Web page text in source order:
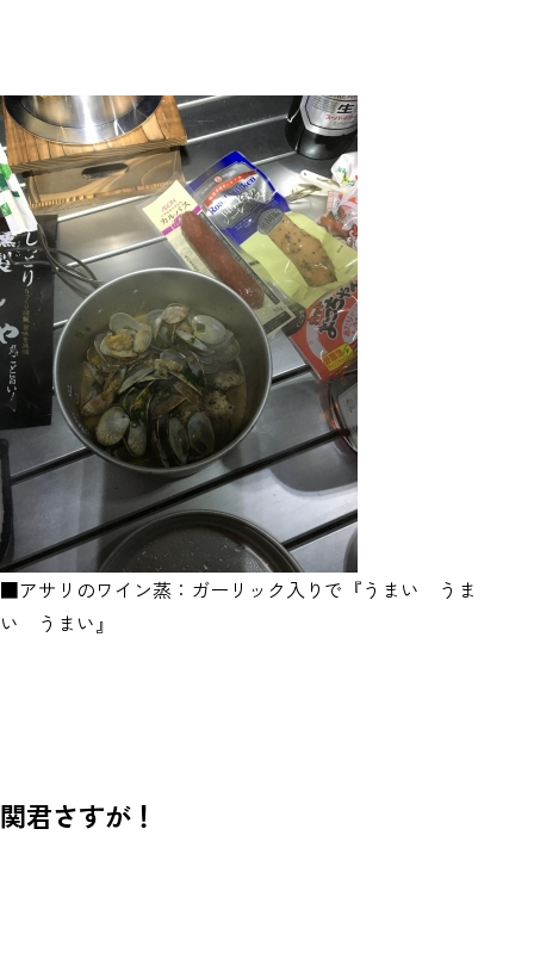
■アサリのワイン蒸：ガーリック入りで『うまい うま
い うまい』
関君さすが！